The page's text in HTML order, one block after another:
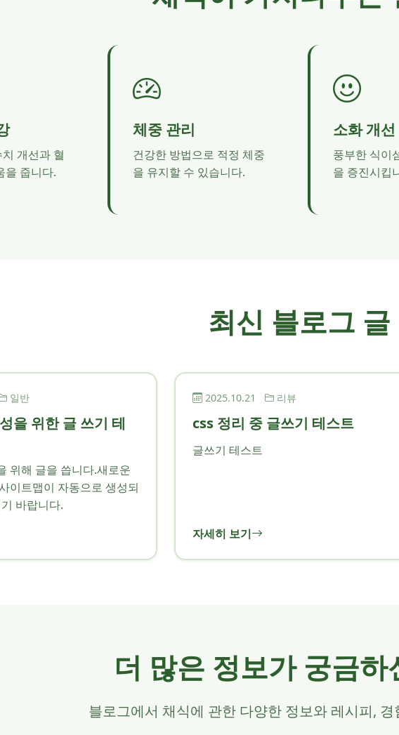
개선과 혈
을 줍니다.
체중 관리
건강한 방법으로 적정 체중
을 유지할 수 있습니다.
소화 개선
풍부한 식이
을 증진시킵
최신 블로그 글
일반
을 위한 글 쓰기 테
위해 글을 씁니다.새로운
이트맵이 자동으로 생성되
바랍니다.
2025.10.21 리뷰
css 정리 중 글쓰기 테스트
글쓰기 테스트
자세히 보기
더 많은 정보가 궁금하
블로그에서 채식에 관한 다양한 정보와 레시피,